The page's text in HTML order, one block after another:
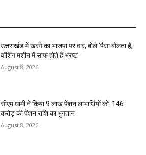
उत्तराखंड में खरगे का भाजपा पर वार, बोले ‘पैसा बोलता है,
वॉशिंग मशीन में साफ होते हैं भ्रष्ट’
August 8, 2026
सीएम धामी ने किया 9 लाख पेंशन लाभार्थियों को ₹ 146
करोड़ की पेंशन राशि का भुगतान
August 8, 2026